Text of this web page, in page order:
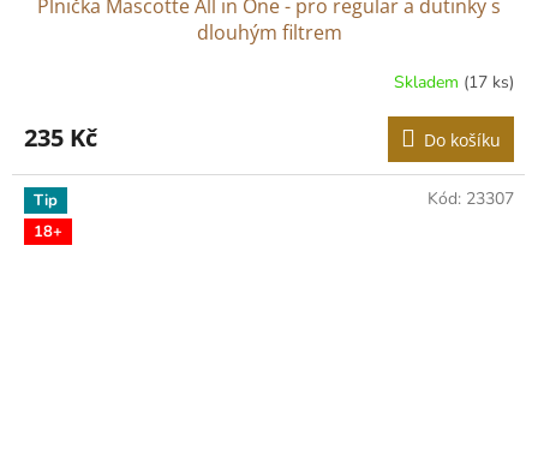
Plnička Mascotte All in One - pro regular a dutinky s
dlouhým filtrem
produktu
je
5,0
5
hvězdiček.
Skladem (17 ks)
235 Kč Do košíku
Tip
18+
Kód: 23307